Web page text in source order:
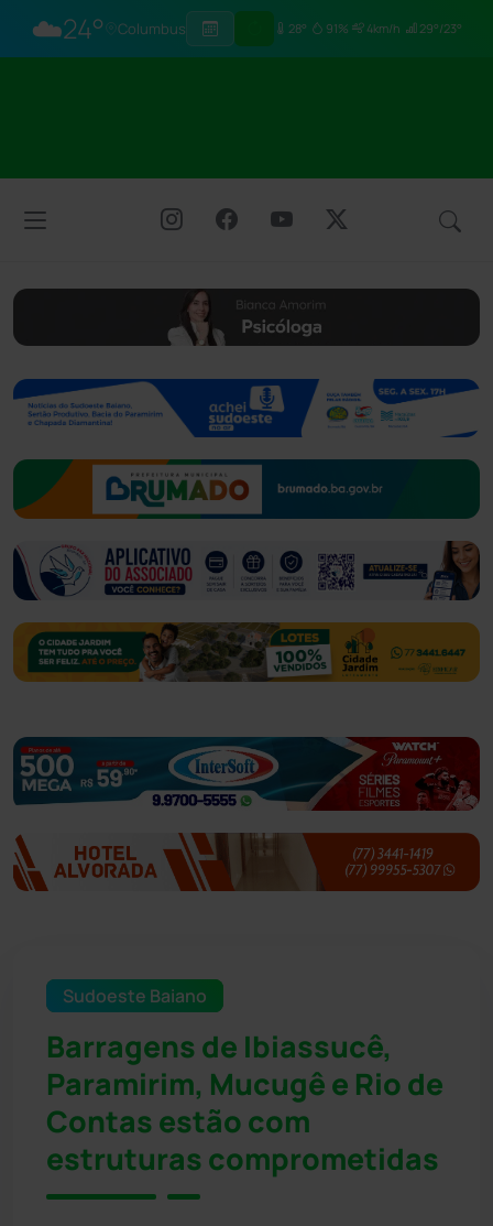
☁️24° Columbus 28° 91% 4km/h 29°/23°
Sudoeste Baiano
Barragens de Ibiassucê,
Paramirim, Mucugê e Rio de
Contas estão com
estruturas comprometidas